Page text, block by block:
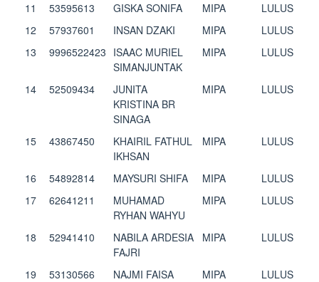
11 53595613 GISKA SONIFA MIPA
LULUS
12
57937601 INSAN DZAKI MIPA
LULUS
13
9996522423 ISAAC MURIEL
SIMANJUNTAK
MIPA LULUS
14 52509434
JUNITA
KRISTINA BR
SINAGA
MIPA LULUS
15 43867450
KHAIRIL FATHUL
IKHSAN
MIPA LULUS
16 54892814 MAYSURI SHIFA MIPA
LULUS
17
62641211
MUHAMAD
RYHAN WAHYU
MIPA LULUS
18 52941410
NABILA ARDESIA
FAJRI
MIPA LULUS
19 53130566 NAJMI FAISA MIPA
LULUS